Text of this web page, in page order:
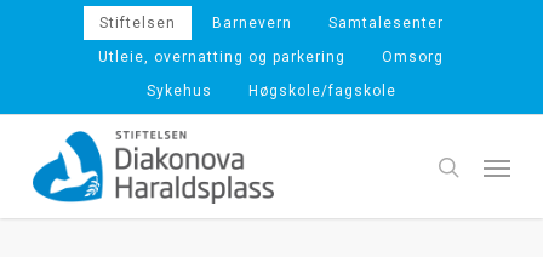
content
Stiftelsen Barnevern
Samtalesenter
Utleie, overnatting og parkering
Omsorg
Sykehus
Høgskole/fagskole
search
Menu